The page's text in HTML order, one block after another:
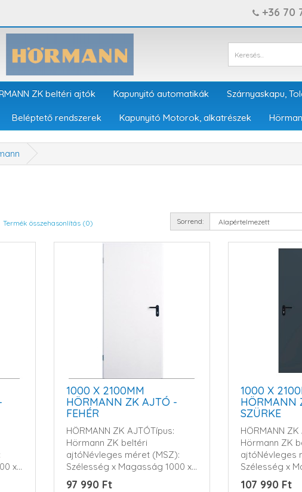
+36 70
ZK beltéri ajtók Kapunyitó automatikák Szárnyaskapu,
Beléptető rendszerek Kapunyitó Motorok, alkatrészek
Termék összehasonlítás (0) Sorrend:
x
1000 X 2100MM
HÖRMANN ZK AJTÓ -
FEHÉR
HÖRMANN ZK AJTÓTípus:
Hörmann ZK beltéri
ajtóNévleges méret (MSZ):
Szélesség x Magasság 1000 x
2100m..
97 990 Ft
1000 X
HÖRMANN
SZÜRKE
HÖRMANN
Hörmann ZK
ajtóNévleges
Szélesség x
2100m..
107 990 Ft